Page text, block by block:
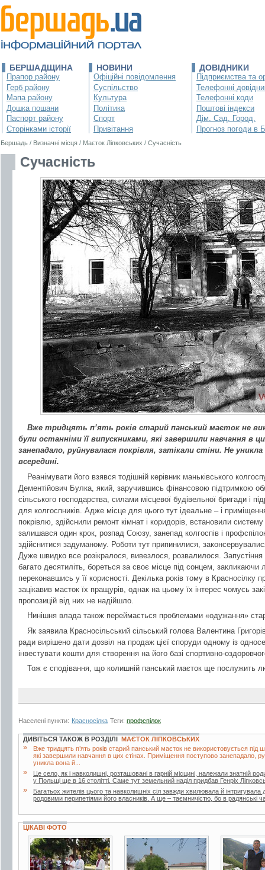
БЕРШАДЩИНА
Прапор району
Герб району
Мапа району
Дошка пошани
Паспорт району
Сторінками історії
НОВИНИ
Офіційні повідомлення
Суспільство
Культура
Політика
Спорт
Привітання
ДОВІДНИКИ
Підприємства та
Телефонні
Телефонні коди
Поштові індекси
Дім. Сад. Город.
Прогноз погоди в
Бершадь / Визначні місця / Маєток Ліпковських / Сучасність
Сучасність
Вже тридцять п’ять років старий панський маєток не
були останніми її випускниками, які завершили навчання в
занепадало, руйнувалася покрівля, затікали стіни. Не
всередині.
Реанімувати його взявся тодішній керівник маньківського
Дементійович Булка, який, заручившись фінансовою підтримкою
сільського господарства, силами місцевої будівельної бригади і
для колгоспників. Адже місце для цього тут ідеальне – і
покрівлю, здійснили ремонт кімнат і коридорів, встановили
залишався один крок, розпад Союзу, занепад колгоспів і
здійснитися задуманому. Роботи тут припинилися,
Дуже швидко все розікралося, вивезлося, розвалилося.
багато десятиліть, бореться за своє місце під сонцем, закликаючи
переконавшись у її корисності. Декілька років тому в Красносілку
зацікавив маєток їх пращурів, однак на цьому їх інтерес чомусь
пропозицій від них не надійшло.
Нинішня влада також переймається проблемами «одужання»
Як заявила Красносільський сільський голова Валентина
ради вирішено дати дозвіл на продаж цієї споруди одному із
інвестувати кошти для створення на його базі спортивно-
Тож є сподівання, що колишній панський маєток ще послужить
Населені пункти: Красносілка Теги: профспілок
ДИВІТЬСЯ ТАКОЖ В РОЗДІЛІ МАЄТОК ЛІПКОВСЬКИХ
»
Вже тридцять п’ять років старий панський маєток не використовується під
які завершили навчання в цих стінах. Приміщення поступово занепадало,
уникла вона й...
»
Це село, як і навколишні, розташовані в гарній місцині, належали знатній
у Польщі ще в 16 столітті. Саме тут земельний наділ придбав Генріх
»
Багатьох жителів цього та навколишніх сіл завжди хвилювала й
родовими перипетіями його власників. А ще – таємничістю, бо в радянські
ЦІКАВІ ФОТО
19 фото 3 фото 7 фото